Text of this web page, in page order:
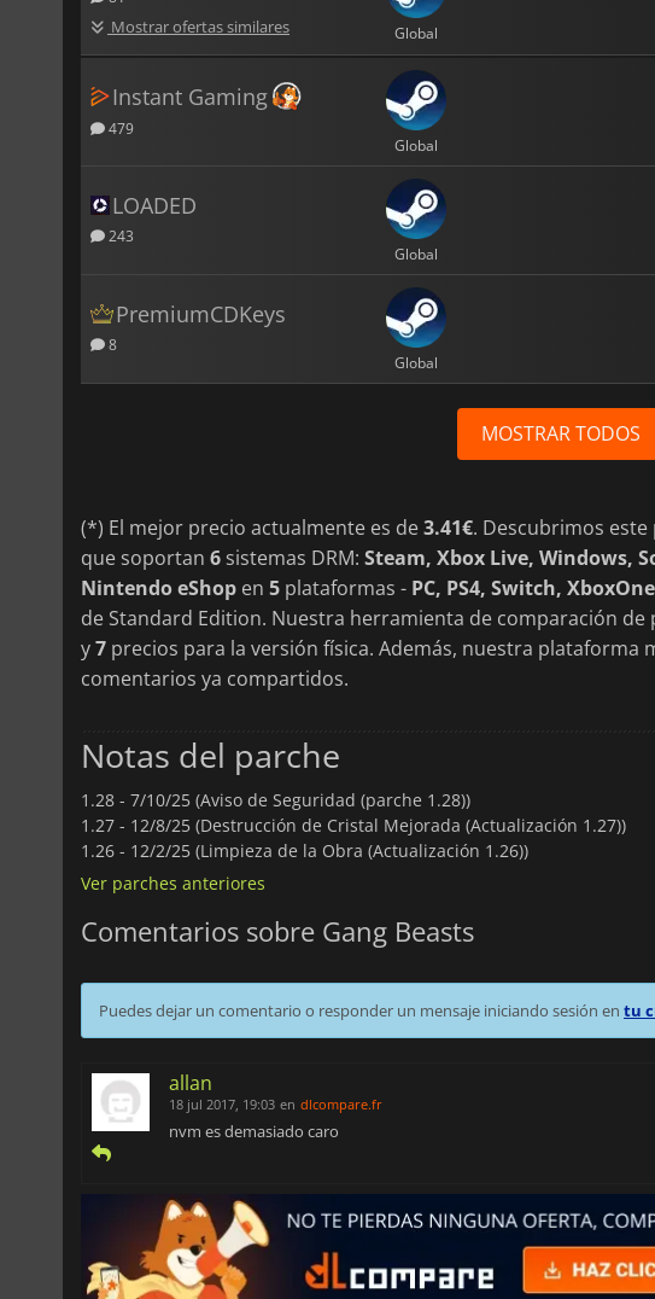
Mostrar ofertas similares Global
Instant Gaming
479
Global
LOADED
243
Global
PremiumCDKeys
8
Global
MOSTRAR TODOS
(*) El mejor precio actualmente es de3.41€. Descubrimos
que soportan 6 sistemas DRM: Steam, Xbox Live, Windows,
Nintendo eShop en 5 plataformas - PC, PS4, Switch,
de Standard Edition. Nuestra herramienta de comparación de
y7 precios para la versión física. Además, nuestra plataforma
comentarios ya compartidos.
Notas del parche
1.28 - 7/10/25 (Aviso de Seguridad (parche 1.28))
1.27 - 12/8/25 (Destrucción de Cristal Mejorada (Actualización 1.27))
1.26 - 12/2/25 (Limpieza de la Obra (Actualización 1.26))
Ver parches anteriores
Comentarios sobre Gang Beasts
Puedes dejar un comentario o responder un mensaje iniciando sesión en tu
allan
18 jul 2017, 19:03 en dlcompare.fr
nvm es demasiado caro